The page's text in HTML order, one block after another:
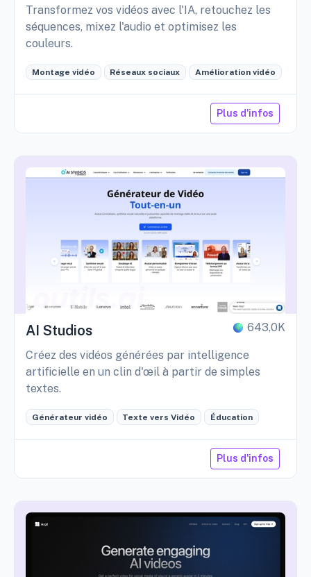
Transformez vos vidéos avec l'IA, retouchez les
séquences, mixez l'audio et optimisez les
couleurs.
Montage vidéo Réseaux sociaux Amélioration vidéo
Plus d'infos
AI Studios 643,0K
Créez des vidéos générées par intelligence
artificielle en un clin d'œil à partir de simples
textes.
Générateur vidéo Texte vers Vidéo Éducation
Plus d'infos